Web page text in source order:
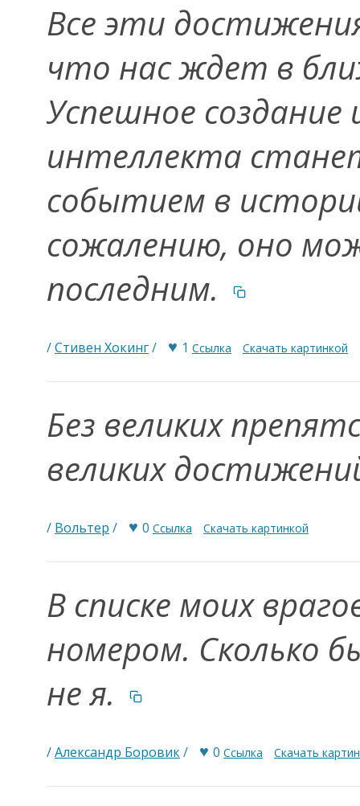
Все эти
что нас ждет в
Успешное создание
интеллекта
событием в
сожалению, оно
последним.
/Стивен Хокинг/ ♥ 1 Ссылка Скачать картинкой
Без великих
великих
/ Вольтер / ♥ 0 Ссылка Скачать картинкой
В списке моих
номером. Сколько
не я.
/Александр Боровик/ ♥ 0 Ссылка Скачать